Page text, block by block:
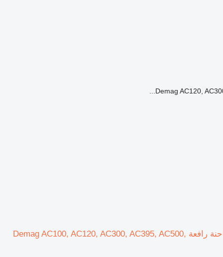
Demag AC120,
LMB card Demag 00028212، 22020100009، 524790، 42067712 Demag لـ شاحنة رافعة Demag AC100, AC120, AC300, AC395, AC500,